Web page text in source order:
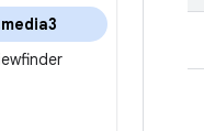
media3